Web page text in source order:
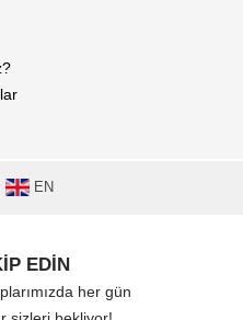
EN
EDİN
her gün